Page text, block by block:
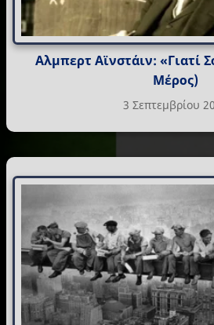
Αλμπερτ Αϊνστάιν: «Γιατί
Μέρος)
3 Σεπτεμβρίου